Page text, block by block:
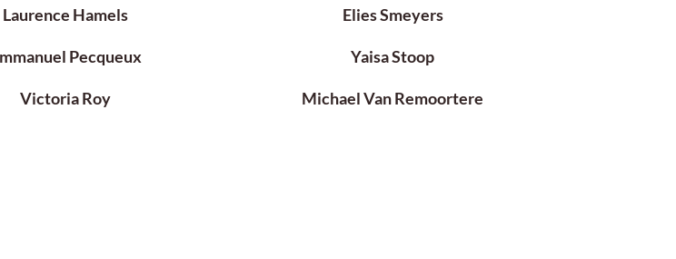
Laurence Hamels
Pecqueux
Victoria Roy
Elies Smeyers
Yaisa Stoop
Michael Van Remoortere